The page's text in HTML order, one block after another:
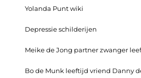
Yolanda Punt wiki
Depressie schilderijen
Meike de Jong partner zwanger
Bo de Munk leeftijd vriend Danny